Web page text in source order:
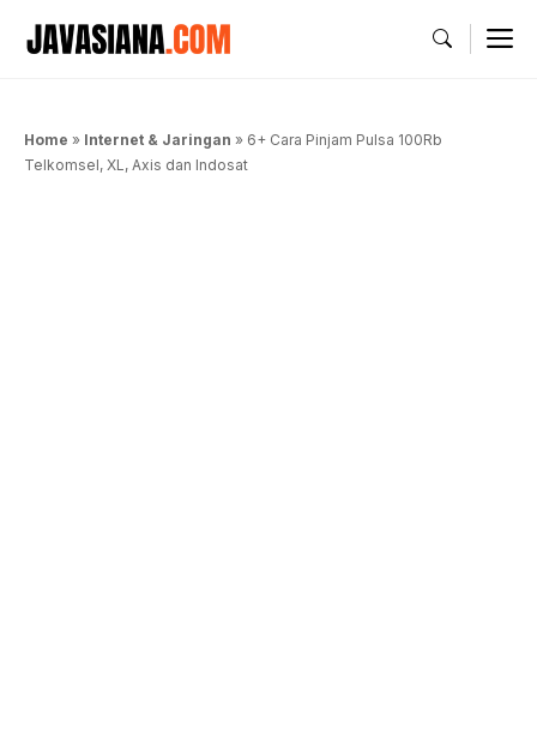
Home » Internet & Jaringan » 6+ Cara Pinjam Pulsa 100Rb
Telkomsel, XL, Axis dan Indosat